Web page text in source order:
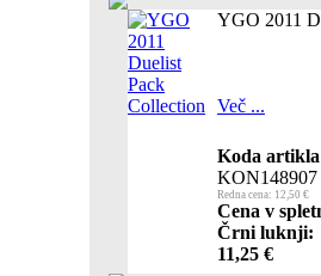
YGO 2011
Več ...
Koda
KON148907
Redna cena: 12,50 €
Cena v
Črni luknji:
11,25 €